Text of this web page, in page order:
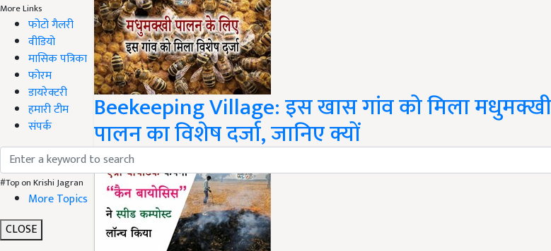
More Links
फोटो गैलरी
वीडियो
मासिक पत्रिका
फोरम
डायरेक्टरी
हमारी टीम
संपर्क
#Top on Krishi Jagran
More Topics
CLOSE
Beekeeping Village: इस खास गांव को मिला मधुमक्खी
पालन का विशेष दर्जा, जानिए क्यों